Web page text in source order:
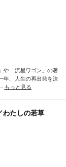
や「流星ワゴン」の著
年、人生の再出発を決
もっと見る
わたしの若草